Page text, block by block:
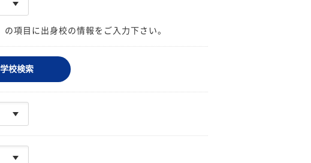
項目に出身校の情報をご入力下さい。
学校検索